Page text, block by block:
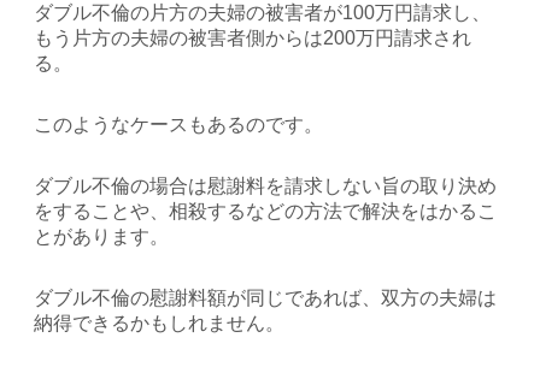
ダブル不倫の片方の夫婦の被害者が100万円請求し、
もう片方の夫婦の被害者側からは200万円請求され
る。
このようなケースもあるのです。
ダブル不倫の場合は慰謝料を請求しない旨の取り決め
をすることや、相殺するなどの方法で解決をはかるこ
とがあります。
ダブル不倫の慰謝料額が同じであれば、双方の夫婦は
納得できるかもしれません。